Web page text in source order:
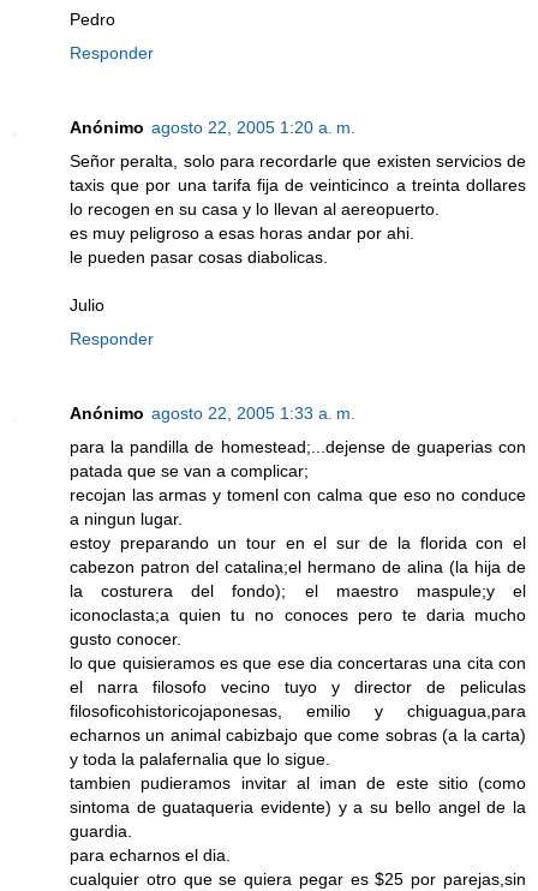
Pedro
Responder
Anónimo agosto 22, 2005 1:20 a. m.
Señor peralta, solo para recordarle que existen servicios de
taxis que por una tarifa fija de veinticinco a treinta dollares
lo recogen en su casa y lo llevan al aereopuerto.
es muy peligroso a esas horas andar por ahi.
le pueden pasar cosas diabolicas.
Julio
Responder
Anónimo agosto 22, 2005 1:33 a. m.
para la pandilla de homestead;...dejense de guaperias con
patada que se van a complicar;
recojan las armas y tomenl con calma que eso no conduce
a ningun lugar.
estoy preparando un tour en el sur de la florida con el
cabezon patron del catalina;el hermano de alina (la hija de
la costurera del fondo); el maestro maspule;y el
iconoclasta;a quien tu no conoces pero te daria mucho
gusto conocer.
lo que quisieramos es que ese dia concertaras una cita con
el narra filosofo vecino tuyo y director de peliculas
filosoficohistoricojaponesas, emilio y chiguagua,para
echarnos un animal cabizbajo que come sobras (a la carta)
y toda la palafernalia que lo sigue.
tambien pudieramos invitar al iman de este sitio (como
sintoma de guataqueria evidente) y a su bello angel de la
guardia.
para echarnos el dia.
cualquier otro que se quiera pegar es $25 por parejas,sin